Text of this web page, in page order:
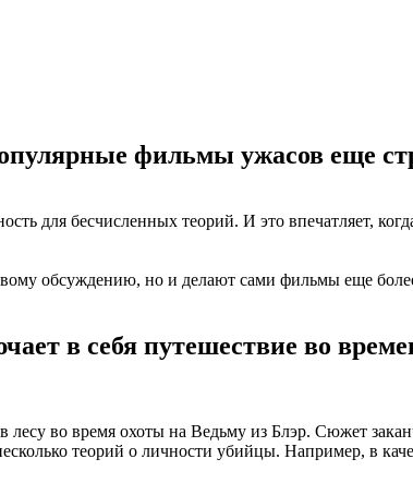
фильмы ужасов еще
для бесчисленных теорий. И это впечатляет,
обсуждению, но и делают сами фильмы еще
в себя путешествие во
лесу во время охоты на Ведьму из Блэр. Сюжет
теорий о личности убийцы. Например, в